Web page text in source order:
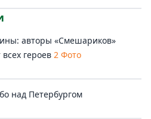
авторы «Смешариков»
героев 2 Фото
над Петербургом